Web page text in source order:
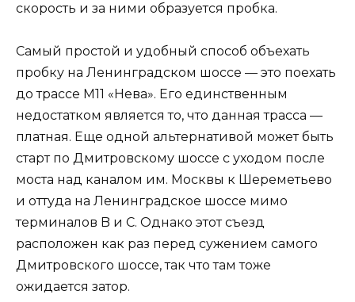
скорость и за ними образуется пробка.
Самый простой и удобный способ объехать
пробку на Ленинградском шоссе — это поехать
до трассе М11 «Нева». Его единственным
недостатком является то, что данная трасса —
платная. Еще одной альтернативой может быть
старт по Дмитровскому шоссе с уходом после
моста над каналом им. Москвы к Шереметьево
и оттуда на Ленинградское шоссе мимо
терминалов B и C. Однако этот съезд
расположен как раз перед сужением самого
Дмитровского шоссе, так что там тоже
ожидается затор.